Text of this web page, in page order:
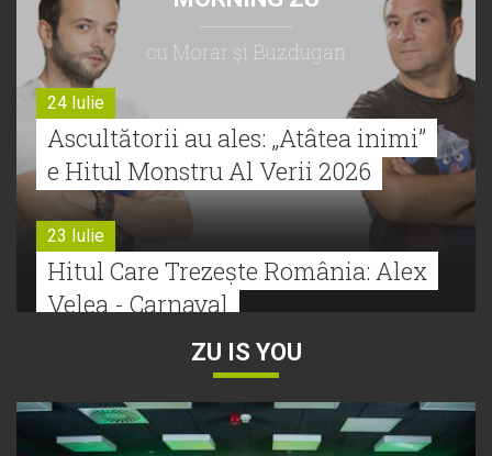
cu Morar şi Buzdugan
24 Iulie
Ascultătorii au ales: „Atâtea inimi”
e Hitul Monstru Al Verii 2026
23 Iulie
Hitul Care Trezește România: Alex
Velea - Carnaval
Bătălie strânsă la Hitul Monstru Al
Verii: Cabron versus Faydee
ZU IS YOU